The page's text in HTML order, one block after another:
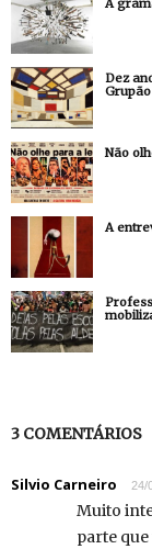
A
Dez
Grupão
Não
A
3 COMENTÁRIOS
Silvio Carneiro 24/
Muito
parte